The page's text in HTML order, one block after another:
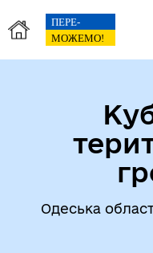
Одеська